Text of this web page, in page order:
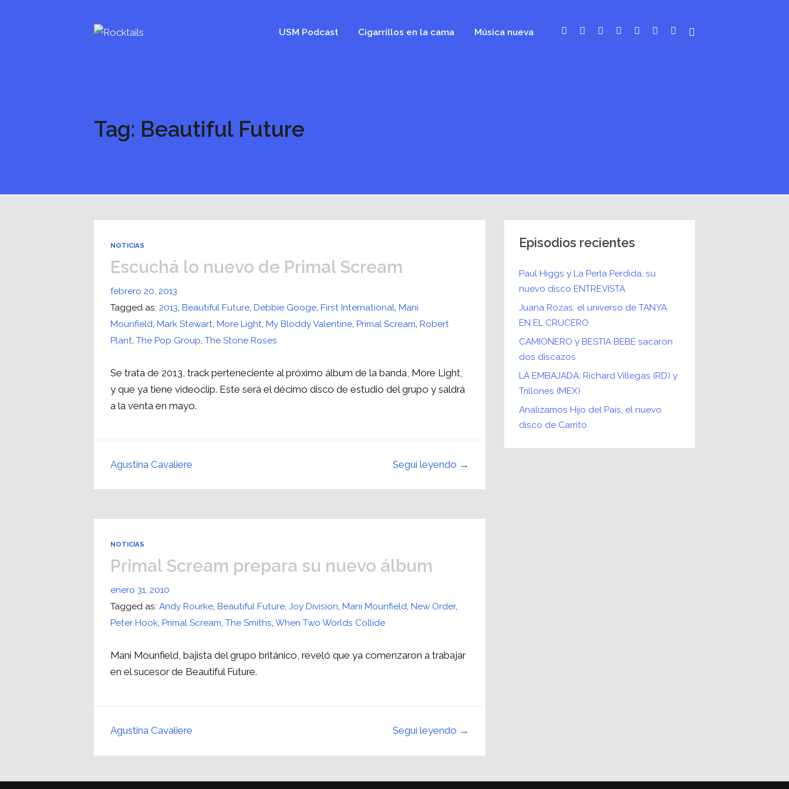
USM Podcast Cigarrillos en la cama Música nueva
Tag: Beautiful Future
NOTICIAS
Escuchá lo nuevo de Primal Scream
febrero 20, 2013
Tagged as:2013,Beautiful Future,Debbie Googe,First International,Mani
Mounfield,Mark Stewart,More Light,My Bloddy Valentine,Primal Scream,Robert
Plant,The Pop Group,The Stone Roses
Se trata de 2013, track perteneciente al próximo álbum de la banda, More Light,
y que ya tiene videoclip. Este será el décimo disco de estudio del grupo y saldrá
a la venta en mayo.
Seguí leyendo →
Agustina Cavaliere
NOTICIAS
Primal Scream prepara su nuevo álbum
enero 31, 2010
Tagged as:Andy Rourke,Beautiful Future,Joy Division,Mani Mounfield,New Order,
Peter Hook,Primal Scream,The Smiths,When Two Worlds Collide
Mani Mounfield, bajista del grupo británico, reveló que ya comenzaron a trabajar
en el sucesor de Beautiful Future.
Seguí leyendo →
Agustina Cavaliere
Episodios recientes
Paul Higgs y La Perla Perdida, su
nuevo disco ENTREVISTA
Juana Rozas: el universo de TANYA
EN EL CRUCERO
CAMIONERO y BESTIA BEBÉ sacaron
dos discazos
LA EMBAJADA: Richard Villegas (RD) y
Trillones (MEX)
Analizamos Hijo del País, el nuevo
disco de Carrito